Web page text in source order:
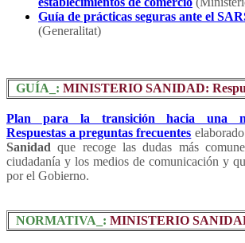
Guía de prácticas seguras ante el
(Generalitat)
GUÍA_: MINISTERIO SANIDAD:
Plan para la transición hacia una
Respuestas a preguntas frecuentes
Sanidadque recoge las dudas más
ciudadanía y los medios de comunicación y
por el Gobierno.
NORMATIVA_: MINISTERIO